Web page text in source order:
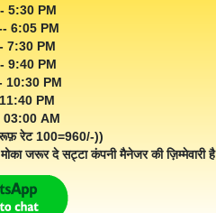
5:30 PM
6:05 PM
7:30 PM
9:40 PM
10:30 PM
PM
03:00 AM
रेट 100=960/-))
जरूर दे सट्टा कंपनी मैनेजर की ज़िम्मेवारी है